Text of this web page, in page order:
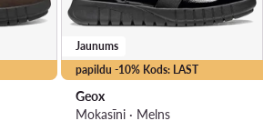
papildu -10% Kods: LAST
Jaunums
Geox
Mokasīni · Melns